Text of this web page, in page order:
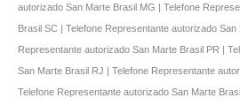
autorizado San Marte Brasil MG | Telefone
Brasil SC | Telefone Representante autorizado
Representante autorizado San Marte Brasil PR |
San Marte Brasil RJ | Telefone Representante
Telefone Representante autorizado San Marte